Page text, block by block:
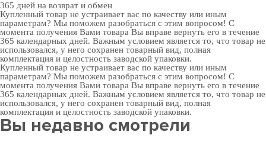
365 дней на возврат и обмен
Купленный товар не устраивает вас по качеству или иным
параметрам? Мы поможем разобраться с этим вопросом! С
момента получения Вами товара Вы вправе вернуть его в течение
365 календарных дней. Важным условием является то, что товар не
использовался, у него сохранен товарный вид, полная
комплектация и целостность заводской упаковки.
Купленный товар не устраивает вас по качеству или иным
параметрам? Мы поможем разобраться с этим вопросом! С
момента получения Вами товара Вы вправе вернуть его в течение
365 календарных дней. Важным условием является то, что товар не
использовался, у него сохранен товарный вид, полная
комплектация и целостность заводской упаковки.
Вы недавно смотрели